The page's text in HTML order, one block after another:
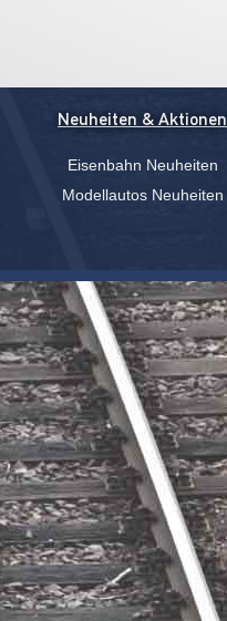
Neuheiten & Aktionen
Eisenbahn Neuheiten
Modellautos Neuheiten